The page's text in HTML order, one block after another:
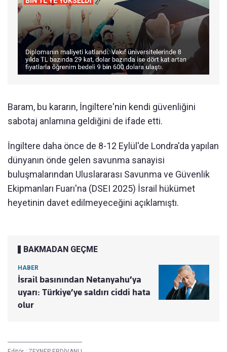
Baram, bu kararın, İngiltere'nin kendi güvenliğini
sabotaj anlamına geldiğini de ifade etti.
İngiltere daha önce de 8-12 Eylül'de Londra'da yapılan
dünyanın önde gelen savunma sanayisi
buluşmalarından Uluslararası Savunma ve Güvenlik
Ekipmanları Fuarı'na (DSEI 2025) İsrail hükümet
heyetinin davet edilmeyeceğini açıklamıştı.
BAKMADAN GEÇME
HABER
İsrail basınından Netanyahu’ya
uyarı: Türkiye’ye saldırı ciddi hata
olur